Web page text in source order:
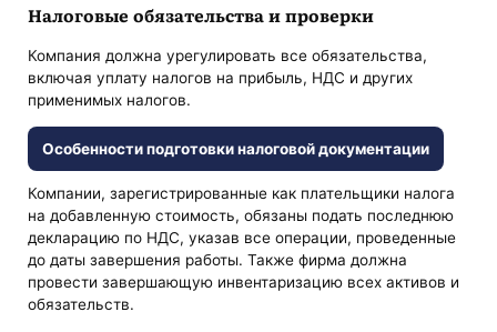
Налоговые обязательства и проверки
Компания должна урегулировать все обязательства,
включая уплату налогов на прибыль, НДС и других
применимых налогов.
Особенности подготовки налоговой документации
Компании, зарегистрированные как плательщики налога
на добавленную стоимость, обязаны подать последнюю
декларацию по НДС, указав все операции, проведенные
до даты завершения работы. Также фирма должна
провести завершающую инвентаризацию всех активов и
обязательств.